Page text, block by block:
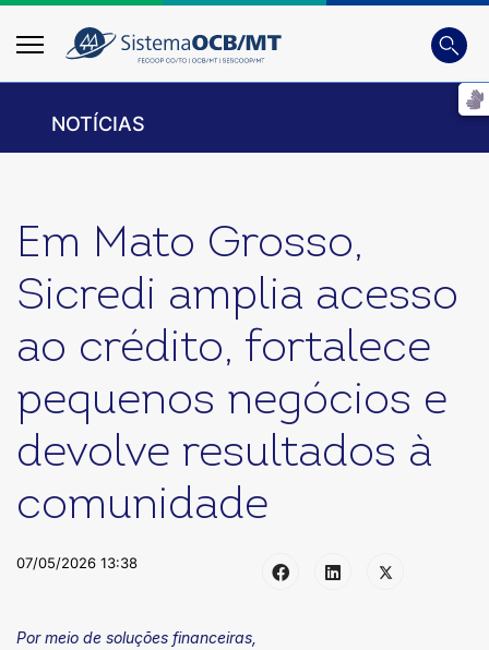
Busca
Digite
NOTÍCIAS
Em Mato Grosso,
Sicredi amplia acesso
ao crédito, fortalece
pequenos negócios e
devolve resultados à
comunidade
07/05/2026 13:38
Por meio de soluções financeiras,